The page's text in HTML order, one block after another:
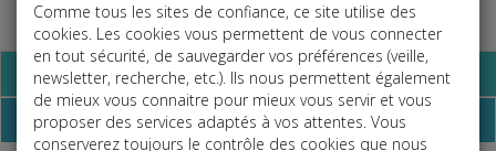
Comme tous les sites de confiance, ce site utilise des
cookies. Les cookies vous permettent de vous connecter
en tout sécurité, de sauvegarder vos préférences (veille,
newsletter, recherche, etc.). Ils nous permettent également
de mieux vous connaitre pour mieux vous servir et vous
proposer des services adaptés à vos attentes. Vous
conserverez toujours le contrôle des cookies que nous
Base documentaire
Dépêches